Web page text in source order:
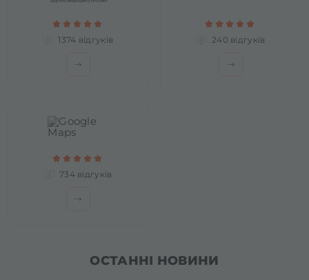
1374 відгуків 240 відгуків
734 відгуків
ОСТАННІ НОВИНИ